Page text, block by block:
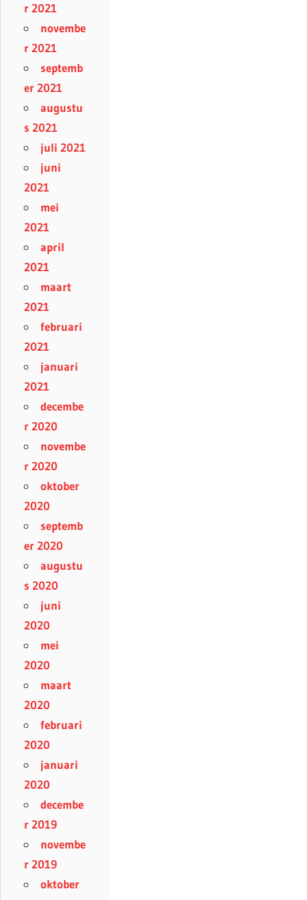
r 2021
novembe
r 2021
septemb
er 2021
augustu
s 2021
juli 2021
juni
2021
mei
2021
april
2021
maart
2021
februari
2021
januari
2021
decembe
r 2020
novembe
r 2020
oktober
2020
septemb
er 2020
augustu
s 2020
juni
2020
mei
2020
maart
2020
februari
2020
januari
2020
decembe
r 2019
novembe
r 2019
oktober